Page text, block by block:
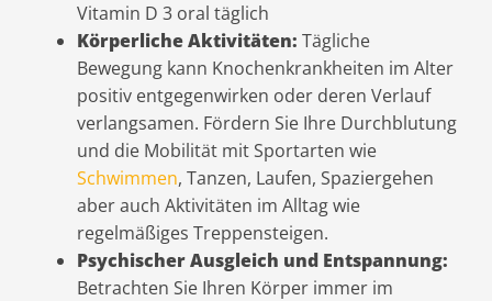
Vitamin D 3 oral täglich
Körperliche Aktivitäten: Tägliche
Bewegung kann Knochenkrankheiten im Alter
positiv entgegenwirken oder deren Verlauf
verlangsamen. Fördern Sie Ihre Durchblutung
und die Mobilität mit Sportarten wie
Schwimmen, Tanzen, Laufen, Spaziergehen
aber auch Aktivitäten im Alltag wie
regelmäßiges Treppensteigen.
Psychischer Ausgleich und Entspannung:
Betrachten Sie Ihren Körper immer im